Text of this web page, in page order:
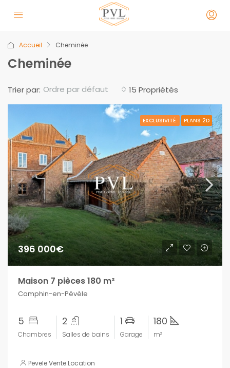
Accueil Cheminée
Cheminée
15 Propriétés
Trier par: Ordre par défaut
EXCLUSIVITÉ PLANS 2D
396 000€
Maison 7 pièces 180 m²
Camphin-en-Pévèle
5
Chambres
2
Salles de bains
1
Garage
180
m²
Pevele Vente Location